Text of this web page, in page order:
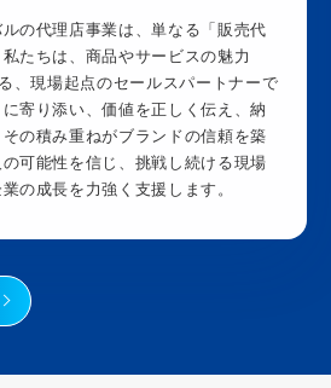
の代理店事業は、単なる「販売代
たちは、商品やサービスの魅力
、現場起点のセールスパートナーで
寄り添い、価値を正しく伝え、納
の積み重ねがブランドの信頼を築
可能性を信じ、挑戦し続ける現場
の成長を力強く支援します。